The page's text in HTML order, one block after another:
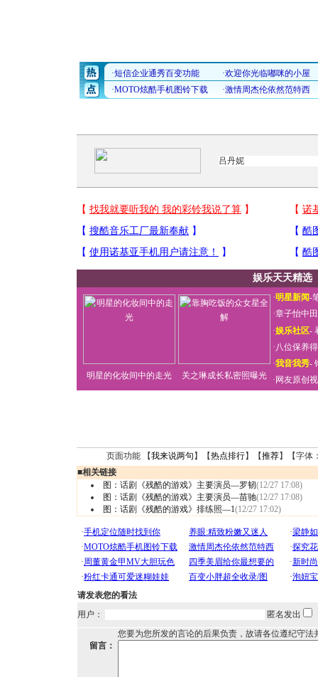
娱乐天天精选
明星的化妆间中的走光 关之琳成长私密照曝光
·明星新闻-
·章子怡中
·娱乐社区-
·八位保养
·我音我秀-
· 网友原创
页面功能 【我来说两句 】【热点排行】【推荐】【字体
■相关链接
图：话剧《残酷的游戏》主要演员—罗韧(12/27 17:08)
图：话剧《残酷的游戏》主要演员—苗驰(12/27 17:08)
图：话剧《残酷的游戏》排练照—1(12/27 17:02)
请发表您的看法
用户：
匿名发出
您要为您所发的言论的后果负责，故请各位遵纪守法
留言：